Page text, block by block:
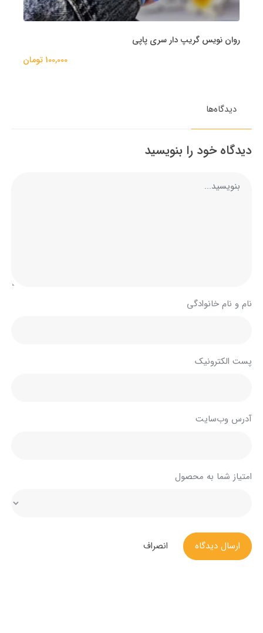
روان نویس گریپ دار سری پاپی
100,000 تومان
دیدگاه‌ها
دیدگاه خود را بنویسید
نام و نام خانوادگی
پست الکترونیک
آدرس وب‌سایت
امتیاز شما به محصول
ارسال دیدگاه انصراف